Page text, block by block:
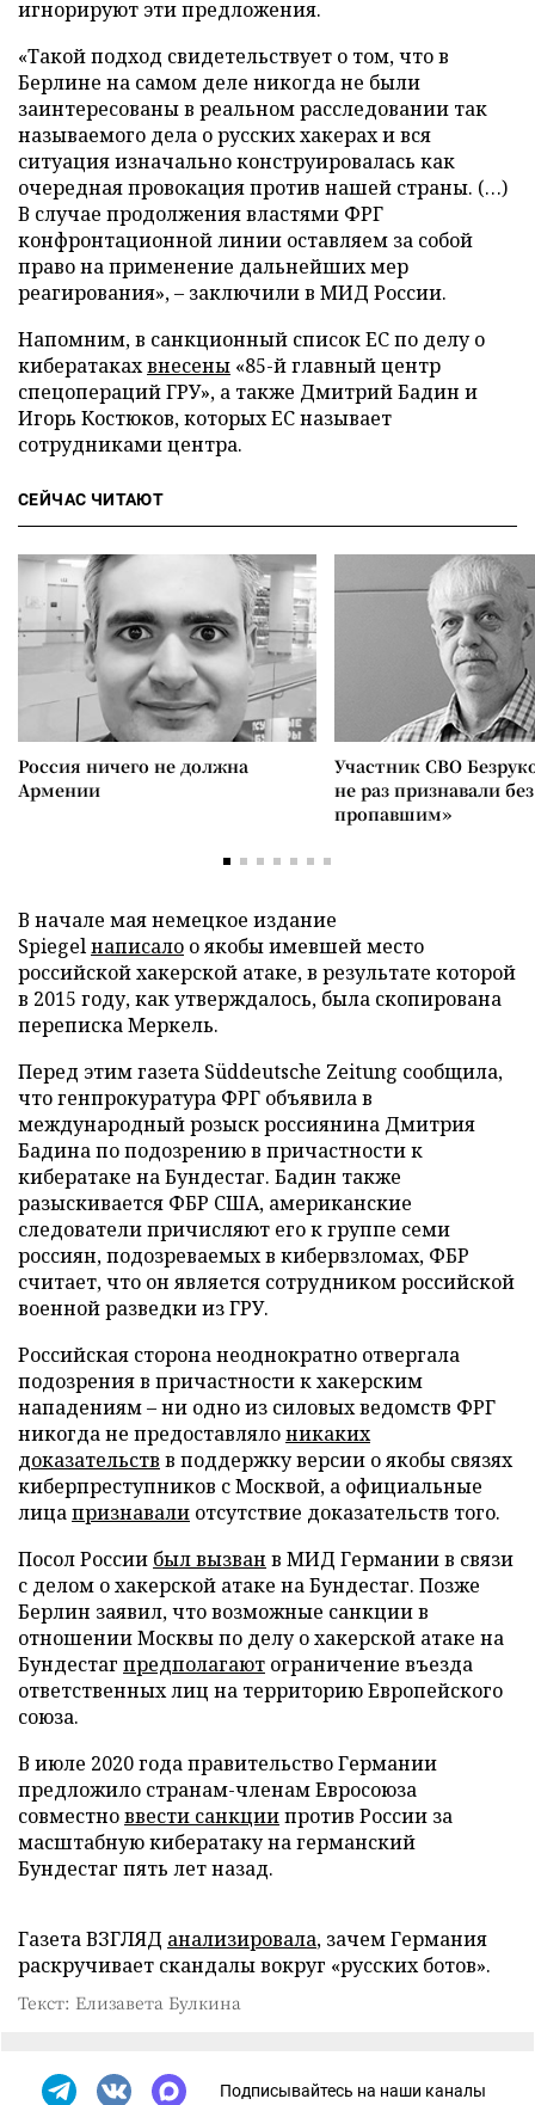
игнорируют эти предложения.
«Такой подход свидетельствует о том, что в
Берлине на самом деле никогда не были
заинтересованы в реальном расследовании так
называемого дела о русских хакерах и вся
ситуация изначально конструировалась как
очередная провокация против нашей страны. (…)
В случае продолжения властями ФРГ
конфронтационной линии оставляем за собой
право на применение дальнейших мер
реагирования», – заключили в МИД России.
Напомним, в санкционный список ЕС по делу о
кибератакахвнесены «85-й главный центр
спецопераций ГРУ», а также Дмитрий Бадин и
Игорь Костюков, которых ЕС называет
сотрудниками центра.
СЕЙЧАС ЧИТАЮТ
Россия ничего не должна
Армении
Участник СВО
не раз признавали
пропавшим»
В начале мая немецкое издание
Spiegelнаписало о якобы имевшей место
российской хакерской атаке, в результате которой
в 2015 году, как утверждалось, была скопирована
переписка Меркель.
Перед этим газета Süddeutsche Zeitung сообщила,
что генпрокуратура ФРГ объявила в
международный розыск россиянина Дмитрия
Бадина по подозрению в причастности к
кибератаке на Бундестаг. Бадин также
разыскивается ФБР США, американские
следователи причисляют его к группе семи
россиян, подозреваемых в кибервзломах, ФБР
считает, что он является сотрудником российской
военной разведки из ГРУ.
Российская сторона неоднократно отвергала
подозрения в причастности к хакерским
нападениям – ни одно из силовых ведомств ФРГ
никогда не предоставлялоникаких
доказательств в поддержку версии о якобы связях
киберпреступников с Москвой, а официальные
лицапризнавали отсутствие доказательств того.
Посол России был вызван в МИД Германии в связи
с делом о хакерской атаке на Бундестаг. Позже
Берлин заявил, что возможные санкции в
отношении Москвы по делу о хакерской атаке на
Бундестаг предполагают ограничение въезда
ответственных лиц на территорию Европейского
союза.
В июле 2020 года правительство Германии
предложило странам-членам Евросоюза
совместноввести санкциипротив России за
масштабную кибератаку на германский
Бундестаг пять лет назад.
Газета ВЗГЛЯД анализировала, зачем Германия
раскручивает скандалы вокруг «русских ботов».
Текст: Елизавета Булкина
Подписывайтесь на наши каналы